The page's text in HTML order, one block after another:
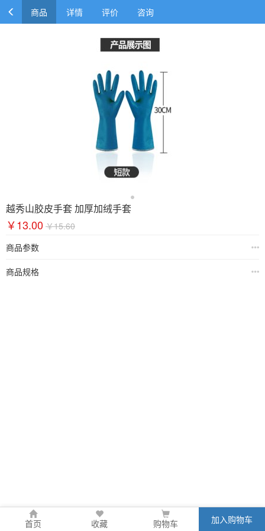
商品 详情 评价 咨询
越秀山胶皮手套 加厚加绒手套
￥13.00 ￥15.60
商品参数
商品规格
首页 收藏 购物车 加入购物车